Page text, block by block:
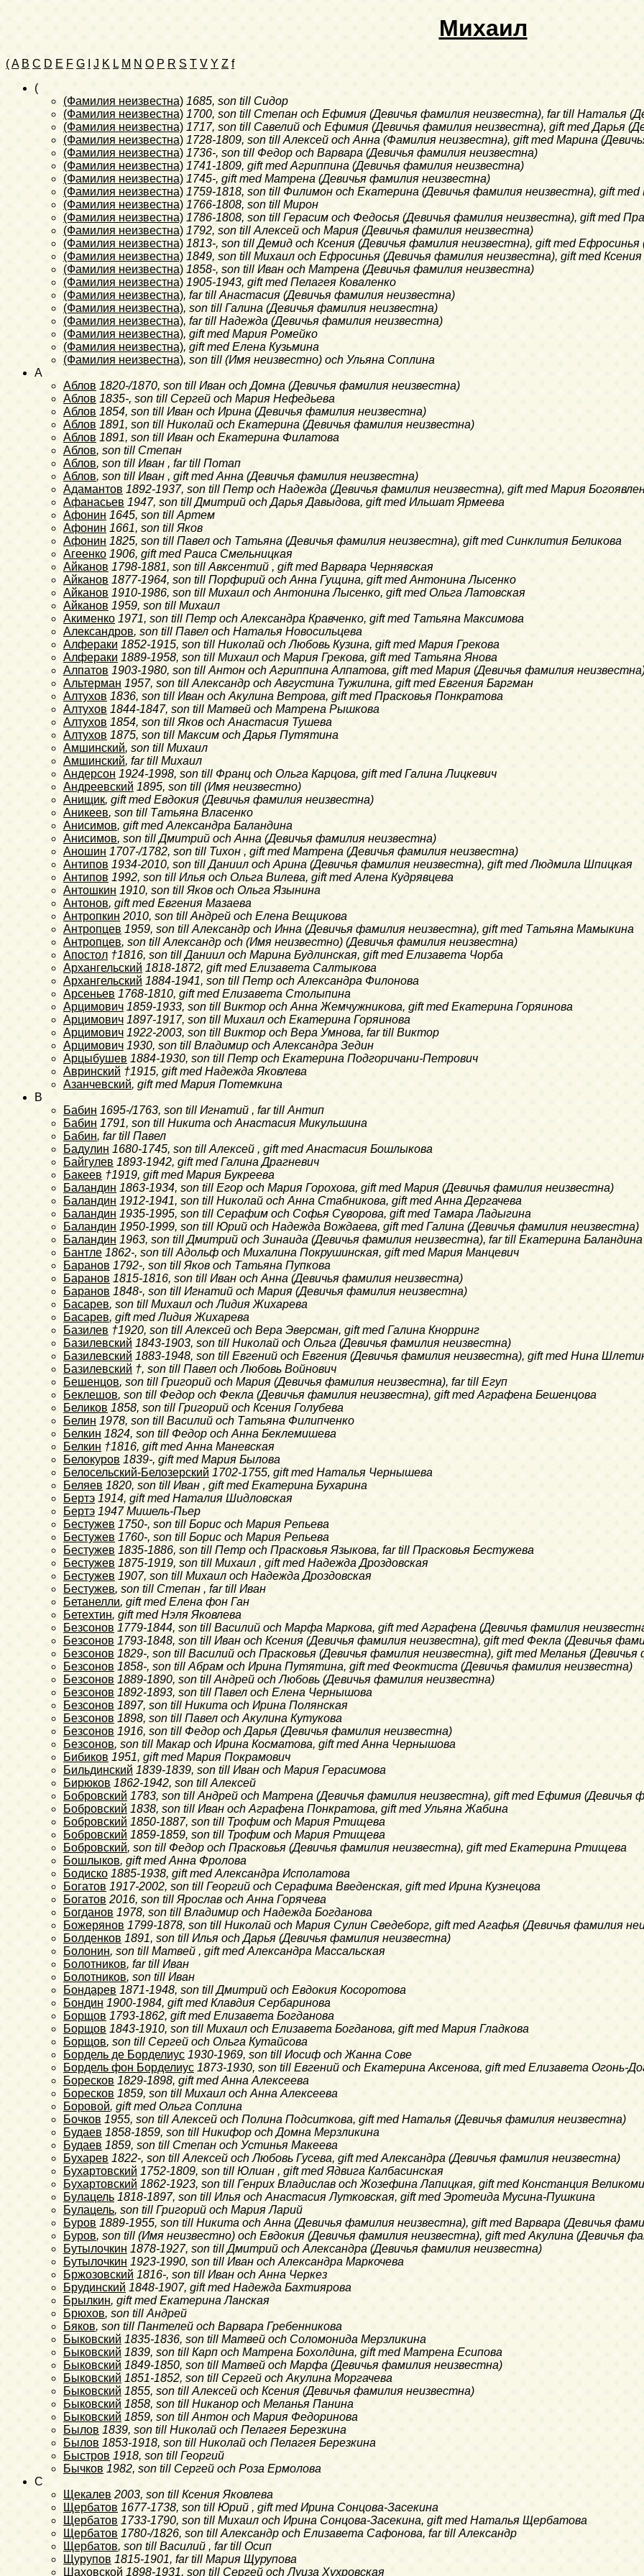
Михаил
(A B C D E F G J K L M N O P R S T V Y Z f
(
(Фамилия неизвестна) 1685, son till Сидор
(Фамилия неизвестна) 1700, son till Степан och Ефимия (Девичья фамилия неизвестна), far till Наталья
(Фамилия неизвестна) 1717, son till Савелий och Ефимия (Девичья фамилия неизвестна), gift med Дарья
(Фамилия неизвестна) 1728-1809, son till Алексей och Анна (Фамилия неизвестна), gift med Марина
(Фамилия неизвестна) 1736-, son till Федор och Варвара (Девичья фамилия неизвестна)
(Фамилия неизвестна) 1741-1809, gift med Агриппина (Девичья фамилия неизвестна)
(Фамилия неизвестна) 1745-, gift med Матрена (Девичья фамилия неизвестна)
(Фамилия неизвестна) 1759-1818, son till Филимон och Екатерина (Девичья фамилия неизвестна), gift
(Фамилия неизвестна) 1766-1808, son till Мирон
(Фамилия неизвестна) 1786-1808, son till Герасим och Федосья (Девичья фамилия неизвестна), gift med
(Фамилия неизвестна) 1792, son till Алексей och Мария (Девичья фамилия неизвестна)
(Фамилия неизвестна) 1813-, son till Демид och Ксения (Девичья фамилия неизвестна), gift med
(Фамилия неизвестна) 1849, son till Михаил och Ефросинья (Девичья фамилия неизвестна), gift med
(Фамилия неизвестна) 1858-, son till Иван och Матрена (Девичья фамилия неизвестна)
(Фамилия неизвестна) 1905-1943, gift med Пелагея Коваленко
(Фамилия неизвестна), far till Анастасия (Девичья фамилия неизвестна)
(Фамилия неизвестна), son till Галина (Девичья фамилия неизвестна)
(Фамилия неизвестна), far till Надежда (Девичья фамилия неизвестна)
(Фамилия неизвестна), gift med Мария Ромейко
(Фамилия неизвестна), gift med Елена Кузьмина
(Фамилия неизвестна), son till (Имя неизвестно) och Ульяна Соплина
A
Аблов 1820-/1870, son till Иван och Домна (Девичья фамилия неизвестна)
Аблов 1835-, son till Сергей och Мария Нефедьева
Аблов 1854, son till Иван och Ирина (Девичья фамилия неизвестна)
Аблов 1891, son till Николай och Екатерина (Девичья фамилия неизвестна)
Аблов 1891, son till Иван och Екатерина Филатова
Аблов, son till Степан
Аблов, son till Иван , far till Потап
Аблов, son till Иван , gift med Анна (Девичья фамилия неизвестна)
Адамантов 1892-1937, son till Петр och Надежда (Девичья фамилия неизвестна), gift med Мария
Афанасьев 1947, son till Дмитрий och Дарья Давыдова, gift med Ильшат Ярмеева
Афонин 1645, son till Артем
Афонин 1661, son till Яков
Афонин 1825, son till Павел och Татьяна (Девичья фамилия неизвестна), gift med Синклития Беликова
Агеенко 1906, gift med Раиса Смельницкая
Айканов 1798-1881, son till Авксентий , gift med Варвара Чернявская
Айканов 1877-1964, son till Порфирий och Анна Гущина, gift med Антонина Лысенко
Айканов 1910-1986, son till Михаил och Антонина Лысенко, gift med Ольга Латовская
Айканов 1959, son till Михаил
Акименко 1971, son till Петр och Александра Кравченко, gift med Татьяна Максимова
Александров, son till Павел och Наталья Новосильцева
Алфераки 1852-1915, son till Николай och Любовь Кузина, gift med Мария Грекова
Алфераки 1889-1958, son till Михаил och Мария Грекова, gift med Татьяна Янова
Алпатов 1903-1980, son till Антон och Агриппина Алпатова, gift med Мария (Девичья фамилия
Альтерман 1957, son till Александр och Августина Тужилина, gift med Евгения Баргман
Алтухов 1836, son till Иван och Акулина Ветрова, gift med Прасковья Понкратова
Алтухов 1844-1847, son till Матвей och Матрена Рышкова
Алтухов 1854, son till Яков och Анастасия Тушева
Алтухов 1875, son till Максим och Дарья Путятина
Амшинский, son till Михаил
Амшинский, far till Михаил
Андерсон 1924-1998, son till Франц och Ольга Карцова, gift med Галина Лицкевич
Андреевский 1895, son till (Имя неизвестно)
Анищик, gift med Евдокия (Девичья фамилия неизвестна)
Аникеев, son till Татьяна Власенко
Анисимов, gift med Александра Баландина
Анисимов, son till Дмитрий och Анна (Девичья фамилия неизвестна)
Аношин 1707-/1782, son till Тихон , gift med Матрена (Девичья фамилия неизвестна)
Антипов 1934-2010, son till Даниил och Арина (Девичья фамилия неизвестна), gift med Людмила Шпицкая
Антипов 1992, son till Илья och Ольга Вилева, gift med Алена Кудрявцева
Антошкин 1910, son till Яков och Ольга Язынина
Антонов, gift med Евгения Мазаева
Антропкин 2010, son till Андрей och Елена Вещикова
Антропцев 1959, son till Александр och Инна (Девичья фамилия неизвестна), gift med Татьяна Мамыкина
Антропцев, son till Александр och (Имя неизвестно) (Девичья фамилия неизвестна)
Апостол †1816, son till Даниил och Марина Будлинская, gift med Елизавета Чорба
Архангельский 1818-1872, gift med Елизавета Салтыкова
Архангельский 1884-1941, son till Петр och Александра Филонова
Арсеньев 1768-1810, gift med Елизавета Столыпина
Арцимович 1859-1933, son till Виктор och Анна Жемчужникова, gift med Екатерина Горяинова
Арцимович 1897-1917, son till Михаил och Екатерина Горяинова
Арцимович 1922-2003, son till Виктор och Вера Умнова, far till Виктор
Арцимович 1930, son till Владимир och Александра Зедин
Арцыбушев 1884-1930, son till Петр och Екатерина Подгоричани-Петрович
Авринский †1915, gift med Надежда Яковлева
Азанчевский, gift med Мария Потемкина
B
Бабин 1695-/1763, son till Игнатий , far till Антип
Бабин 1791, son till Никита och Анастасия Микульшина
Бабин, far till Павел
Бадулин 1680-1745, son till Алексей , gift med Анастасия Бошлыкова
Байгулев 1893-1942, gift med Галина Драгневич
Бакеев †1919, gift med Мария Букреева
Баландин 1863-1934, son till Егор och Мария Горохова, gift med Мария (Девичья фамилия неизвестна)
Баландин 1912-1941, son till Николай och Анна Стабникова, gift med Анна Дергачева
Баландин 1935-1995, son till Серафим och Софья Суворова, gift med Тамара Ладыгина
Баландин 1950-1999, son till Юрий och Надежда Вождаева, gift med Галина (Девичья фамилия неизвестна)
Баландин 1963, son till Дмитрий och Зинаида (Девичья фамилия неизвестна), far till Екатерина Баландина
Бантле 1862-, son till Адольф och Михалина Покрушинская, gift med Мария Манцевич
Баранов 1792-, son till Яков och Татьяна Пупкова
Баранов 1815-1816, son till Иван och Анна (Девичья фамилия неизвестна)
Баранов 1848-, son till Игнатий och Мария (Девичья фамилия неизвестна)
Басарев, son till Михаил och Лидия Жихарева
Басарев, gift med Лидия Жихарева
Базилев †1920, son till Алексей och Вера Эверсман, gift med Галина Кнорринг
Базилевский 1843-1903, son till Николай och Ольга (Девичья фамилия неизвестна)
Базилевский 1883-1948, son till Евгений och Евгения (Девичья фамилия неизвестна), gift med Нина
Базилевский †, son till Павел och Любовь Войнович
Бешенцов, son till Григорий och Мария (Девичья фамилия неизвестна), far till Егуп
Беклешов, son till Федор och Фекла (Девичья фамилия неизвестна), gift med Аграфена Бешенцова
Беликов 1858, son till Григорий och Ксения Голубева
Белин 1978, son till Василий och Татьяна Филипченко
Белкин 1824, son till Федор och Анна Беклемишева
Белкин †1816, gift med Анна Маневская
Белокуров 1839-, gift med Мария Былова
Белосельский-Белозерский 1702-1755, gift med Наталья Чернышева
Беляев 1820, son till Иван , gift med Екатерина Бухарина
Бертэ 1914, gift med Наталия Шидловская
Бертэ 1947Мишель-Пьер
Бестужев 1750-, son till Борис och Мария Репьева
Бестужев 1760-, son till Борис och Мария Репьева
Бестужев 1835-1886, son till Петр och Прасковья Языкова, far till Прасковья Бестужева
Бестужев 1875-1919, son till Михаил , gift med Надежда Дроздовская
Бестужев 1907, son till Михаил och Надежда Дроздовская
Бестужев, son till Степан , far till Иван
Бетанелли, gift med Елена фон Ган
Бетехтин, gift med Нэля Яковлева
Безсонов 1779-1844, son till Василий och Марфа Маркова, gift med Аграфена (Девичья фамилия
Безсонов 1793-1848, son till Иван och Ксения (Девичья фамилия неизвестна), gift med Фекла (Девичья
Безсонов 1829-, son till Василий och Прасковья (Девичья фамилия неизвестна), gift med Меланья
Безсонов 1858-, son till Абрам och Ирина Путятина, gift med Феоктиста (Девичья фамилия неизвестна)
Безсонов 1889-1890, son till Андрей och Любовь (Девичья фамилия неизвестна)
Безсонов 1892-1893, son till Павел och Елена Чернышова
Безсонов 1897, son till Никита och Ирина Полянская
Безсонов 1898, son till Павел och Акулина Кутукова
Безсонов 1916, son till Федор och Дарья (Девичья фамилия неизвестна)
Безсонов, son till Макар och Ирина Косматова, gift med Анна Чернышова
Бибиков 1951, gift med Мария Покрамович
Бильдинский 1839-1839, son till Иван och Мария Герасимова
Бирюков 1862-1942, son till Алексей
Бобровский 1783, son till Андрей och Матрена (Девичья фамилия неизвестна), gift med Ефимия (Девичья
Бобровский 1838, son till Иван och Аграфена Понкратова, gift med Ульяна Жабина
Бобровский 1850-1887, son till Трофим och Мария Ртищева
Бобровский 1859-1859, son till Трофим och Мария Ртищева
Бобровский, son till Федор och Прасковья (Девичья фамилия неизвестна), gift med Екатерина Ртищева
Бошлыков, gift med Анна Фролова
Бодиско 1885-1938, gift med Александра Исполатова
Богатов 1917-2002, son till Георгий och Серафима Введенская, gift med Ирина Кузнецова
Богатов 2016, son till Ярослав och Анна Горячева
Богданов 1978, son till Владимир och Надежда Богданова
Божерянов 1799-1878, son till Николай och Мария Сулин Сведеборг, gift med Агафья (Девичья фамилия
Болденков 1891, son till Илья och Дарья (Девичья фамилия неизвестна)
Болонин, son till Матвей , gift med Александра Массальская
Болотников, far till Иван
Болотников, son till Иван
Бондарев 1871-1948, son till Дмитрий och Евдокия Косоротова
Бондин 1900-1984, gift med Клавдия Сербаринова
Борщов 1793-1862, gift med Елизавета Богданова
Борщов 1843-1910, son till Михаил och Елизавета Богданова, gift med Мария Гладкова
Борщов, son till Сергей och Ольга Кутайсова
Бордель де Борделиус 1930-1969, son till Иосиф och Жанна Сове
Бордель фон Борделиус 1873-1930, son till Евгений och Екатерина Аксенова, gift med Елизавета Огонь-
Боресков 1829-1898, gift med Анна Алексеева
Боресков 1859, son till Михаил och Анна Алексеева
Боровой, gift med Ольга Соплина
Бочков 1955, son till Алексей och Полина Подситкова, gift med Наталья (Девичья фамилия неизвестна)
Будаев 1858-1859, son till Никифор och Домна Мерзликина
Будаев 1859, son till Степан och Устинья Макеева
Бухарев 1822-, son till Алексей och Любовь Гусева, gift med Александра (Девичья фамилия неизвестна)
Бухартовский 1752-1809, son till Юлиан , gift med Ядвига Калбасинская
Бухартовский 1862-1923, son till Генрих Владислав och Жозефина Лапицкая, gift med Констанция
Булацель 1818-1897, son till Илья och Анастасия Лутковская, gift med Эротеида Мусина-Пушкина
Булацель, son till Григорий och Мария Ларий
Буров 1889-1955, son till Никита och Анна (Девичья фамилия неизвестна), gift med Варвара (Девичья
Буров, son till (Имя неизвестно) och Евдокия (Девичья фамилия неизвестна), gift med Акулина (Девичья
Бутылочкин 1878-1927, son till Дмитрий och Александра (Девичья фамилия неизвестна)
Бутылочкин 1923-1990, son till Иван och Александра Маркочева
Бржозовский 1816-, son till Иван och Анна Черкез
Брудинский 1848-1907, gift med Надежда Бахтиярова
Брылкин, gift med Екатерина Ланская
Брюхов, son till Андрей
Бяков, son till Пантелей och Варвара Гребенникова
Быковский 1835-1836, son till Матвей och Соломонида Мерзликина
Быковский 1839, son till Карп och Матрена Бохолдина, gift med Матрена Есипова
Быковский 1849-1850, son till Матвей och Марфа (Девичья фамилия неизвестна)
Быковский 1851-1852, son till Сергей och Акулина Моргачева
Быковский 1855, son till Алексей och Ксения (Девичья фамилия неизвестна)
Быковский 1858, son till Никанор och Меланья Панина
Быковский 1859, son till Антон och Мария Федоринова
Былов 1839, son till Николай och Пелагея Березкина
Былов 1853-1918, son till Николай och Пелагея Березкина
Быстров 1918, son till Георгий
Бычков 1982, son till Сергей och Роза Ермолова
C
Щекалев 2003, son till Ксения Яковлева
Щербатов 1677-1738, son till Юрий , gift med Ирина Сонцова-Засекина
Щербатов 1733-1790, son till Михаил och Ирина Сонцова-Засекина, gift med Наталья Щербатова
Щербатов 1780-/1826, son till Александр och Елизавета Сафонова, far till Александр
Щербатов, son till Василий , far till Осип
Щурупов 1815-1901, far till Мария Щурупова
Шаховской 1898-1931, son till Сергей och Луиза Хухровская